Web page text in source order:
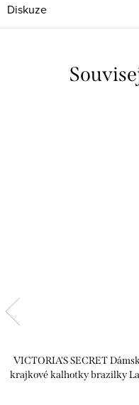
Diskuze
VICTORIA'S SECRET
krajkové kalhotky brazilky